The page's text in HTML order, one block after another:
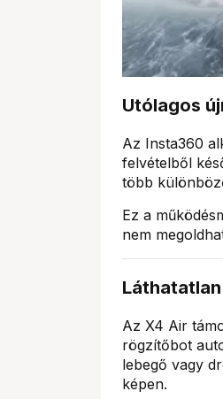
Utólagos
Az Insta360
felvételből
több
Ez a
nem
Az X4 Air
rögzítőbot
lebegő vagy
képen.